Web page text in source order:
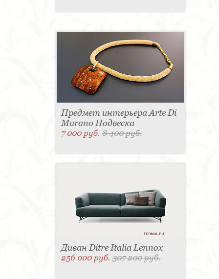
Предмет интерьера Arte Di
Murano Подвеска
7 000 руб.8 400 руб.
Диван Ditre Italia Lennox
256 000 руб.307 200 руб.